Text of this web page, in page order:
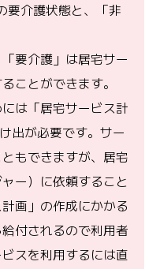
要介護状態と、「非
要介護」は居宅サー
ことができます。
は「居宅サービス計
出が必要です。サー
もできますが、居宅
ー）に依頼すること
画」の作成にかかる
付されるので利用者
スを利用するには直